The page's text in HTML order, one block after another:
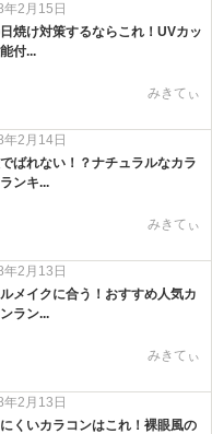
2月15日
日焼け対策するならこれ！UVカッ
能付...
みきてぃ
2月14日
ばれない！？ナチュラルなカラ
ンキ...
みきてぃ
2月13日
メイクに合う！おすすめ人気カ
ラン...
みきてぃ
2月13日
くいカラコンはこれ！裸眼風の